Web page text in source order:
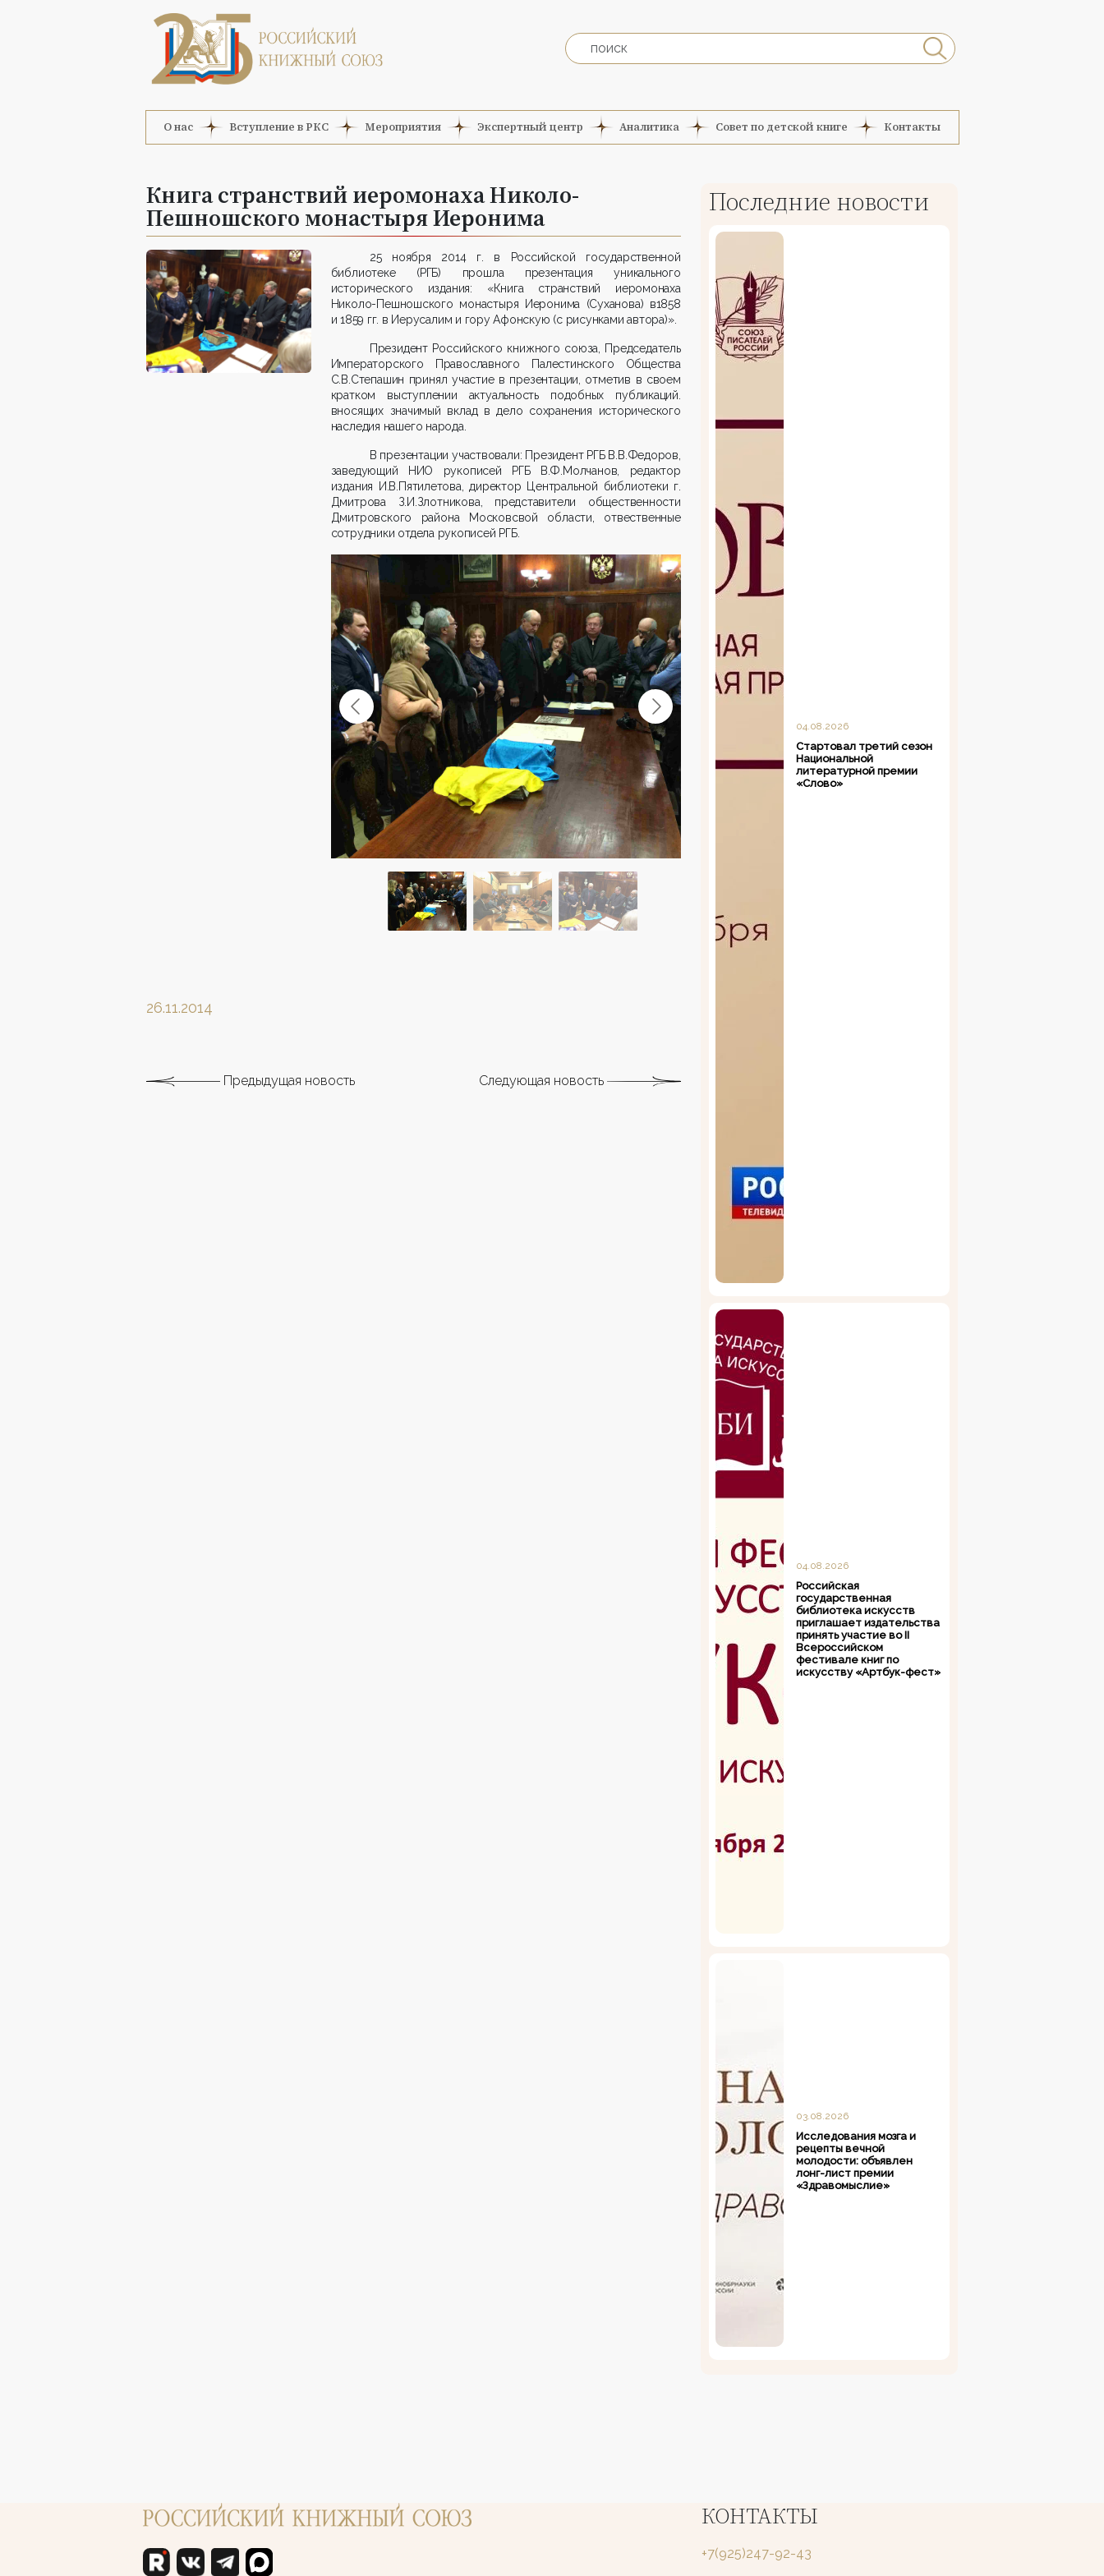
О нас Вступление в РКС Мероприятия Экспертный центр Аналитика Совет по детской книге Контакты
Книга странствий иеромонаха Николо-
Пешношского монастыря Иеронима
25 ноября 2014 г. в Российской государственной
библиотеке (РГБ) прошла презентация уникального
исторического издания: «Книга странствий иеромонаха
Николо-Пешношского монастыря Иеронима (Суханова) в1858
и 1859 гг. в Иерусалим и гору Афонскую (с рисунками автора)».
Президент Российского книжного союза, Председатель
Императорского Православного Палестинского Общества
С.В.Степашин принял участие в презентации, отметив в своем
кратком выступлении актуальность подобных публикаций.
вносящих значимый вклад в дело сохранения исторического
наследия нашего народа.
В презентации участвовали: Президент РГБ В.В.Федоров,
заведующий НИО рукописей РГБ В.Ф.Молчанов, редактор
издания И.В.Пятилетова, директор Центральной библиотеки г.
Дмитрова З.И.Злотникова, представители общественности
Дмитровского района Московсвой области, отвественные
сотрудники отдела рукописей РГБ.
26.11.2014
Предыдущая новость Следующая новость
Последние новости
04.08.2026
Стартовал третий сезон
Национальной
литературной премии
«Слово»
04.08.2026
Российская
государственная
библиотека искусств
приглашает издательства
принять участие во II
Всероссийском
фестивале книг по
искусству «Артбук-фест»
03.08.2026
Исследования мозга и
рецепты вечной
молодости: объявлен
лонг-лист премии
«Здравомыслие»
КОНТАКТЫ
+7(925)247-92-43